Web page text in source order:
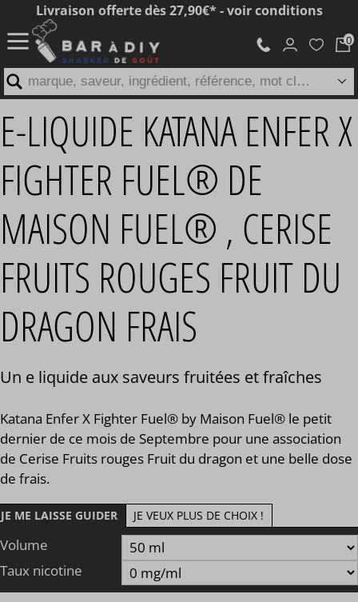
E-LIQUIDE KATANA ENFER X
FIGHTER FUEL® DE
MAISON FUEL® , CERISE
FRUITS ROUGES FRUIT DU
DRAGON FRAIS
Un e liquide aux saveurs fruitées et fraîches
Katana Enfer X Fighter Fuel® by Maison Fuel® le petit
dernier de ce mois de Septembre pour une association
de Cerise Fruits rouges Fruit du dragon et une belle dose
de frais.
JE ME LAISSE GUIDER JE VEUX PLUS DE CHOIX !
Volume
Taux nicotine
Livraison offerte dès 27,90€* - voir conditions
marque, saveur, ingrédient, référence, mot clé...